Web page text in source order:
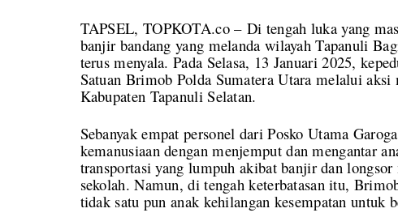
TAPSEL, TOPKOTA.co – Di tengah luka yang
banjir bandang yang melanda wilayah Tapanuli
terus menyala. Pada Selasa, 13 Januari 2025,
Satuan Brimob Polda Sumatera Utara melalui
Kabupaten Tapanuli Selatan.
Sebanyak empat personel dari Posko Utama
kemanusiaan dengan menjemput dan mengantar
transportasi yang lumpuh akibat banjir dan
sekolah. Namun, di tengah keterbatasan itu,
tidak satu pun anak kehilangan kesempatan untuk